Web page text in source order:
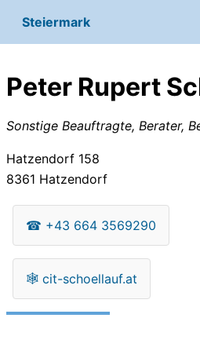
Steiermark
Peter Rupert
Sonstige Beauftragte, Berater,
Hatzendorf 158
8361 Hatzendorf
☎ +43 664 3569290
🕸 cit-schoellauf.at